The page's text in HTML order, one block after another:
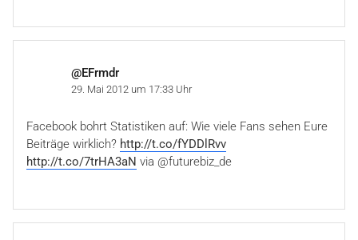
@EFrmdr
29. Mai 2012 um 17:33 Uhr
Facebook bohrt Statistiken auf: Wie viele Fans sehen Eure
Beiträge wirklich? http://t.co/fYDDlRvv
http://t.co/7trHA3aN via @futurebiz_de